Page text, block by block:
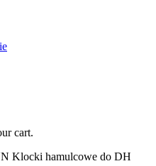
cart.
Klocki hamulcowe do DH